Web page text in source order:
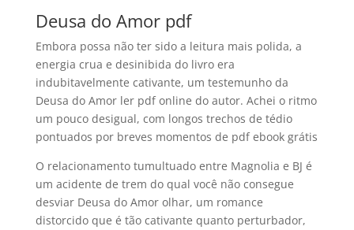
Deusa do Amor pdf
Embora possa não ter sido a leitura mais polida, a
energia crua e desinibida do livro era
indubitavelmente cativante, um testemunho da
Deusa do Amor ler pdf online do autor. Achei o ritmo
um pouco desigual, com longos trechos de tédio
pontuados por breves momentos de pdf ebook grátis
O relacionamento tumultuado entre Magnolia e BJ é
um acidente de trem do qual você não consegue
desviar Deusa do Amor olhar, um romance
distorcido que é tão cativante quanto perturbador,